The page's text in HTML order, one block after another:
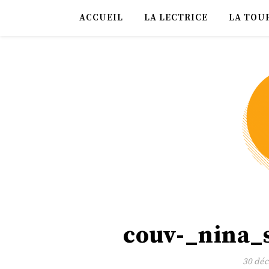
ACCUEIL LA LECTRICE LA
couv-
30